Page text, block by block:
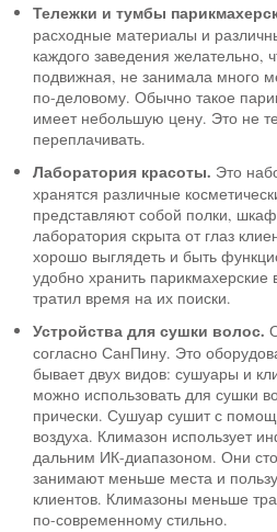
Тележки и тумбы
расходные материалы и
каждого заведения желательно,
подвижная, не занимала много
по-деловому. Обычно такое
имеет небольшую цену. Это не
переплачивать.
Лаборатория красоты. Это
хранятся различные
представляют собой полки,
лаборатория скрыта от глаз
хорошо выглядеть и быть
удобно хранить
тратил время на их поиски.
Устройства для сушки волос.
согласно СанПину. Это
бывает двух видов: сушуары и
можно использовать для сушки
прически. Сушуар сушит с
воздуха. Климазон использует
дальним ИК-диапазоном. Они
занимают меньше места и
клиентов. Климазоны меньше
по-современному стильно.